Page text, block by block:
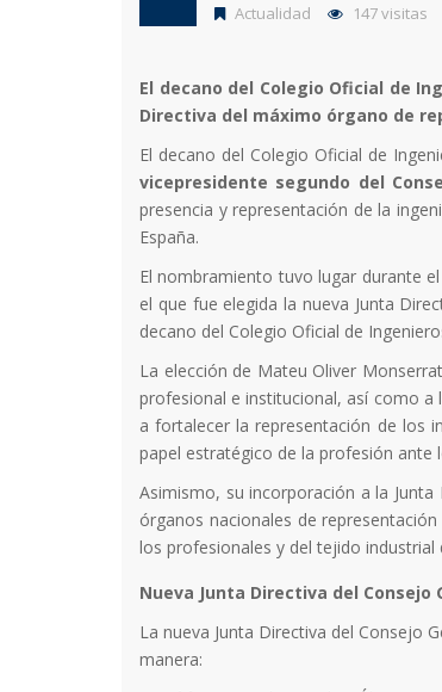
Actualidad 147 visitas
El decano del Colegio Oficial de
Directiva del máximo órgano de
El decano del Colegio Oficial de
vicepresidente segundo del
presencia y representación de la
España.
El nombramiento tuvo lugar durante
el que fue elegida la nueva Junta
decano del Colegio Oficial de
La elección de Mateu Oliver
profesional e institucional, así como a
a fortalecer la representación de los
papel estratégico de la profesión ante
Asimismo, su incorporación a la
órganos nacionales de
los profesionales y del tejido
Nueva Junta Directiva del Consejo
La nueva Junta Directiva del Consejo
manera: